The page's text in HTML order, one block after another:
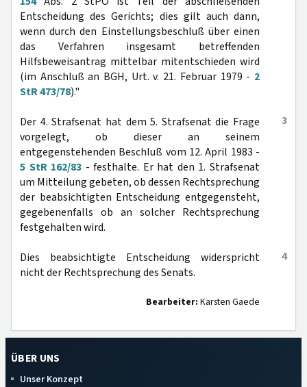
Entscheidung des Gerichts; dies gilt auch dann,
wenn durch den Einstellungsbeschluß über einen
das Verfahren insgesamt betreffenden
Hilfsbeweisantrag mittelbar mitentschieden wird
(im Anschluß an BGH, Urt. v. 21. Februar 1979 - 2
StR 473/78)."
3
Der 4. Strafsenat hat dem 5. Strafsenat die Frage
vorgelegt, ob dieser an seinem
entgegenstehenden Beschluß vom 12. April 1983 -
5 StR 162/83 - festhalte. Er hat den 1. Strafsenat
um Mitteilung gebeten, ob dessen Rechtsprechung
der beabsichtigten Entscheidung entgegensteht,
gegebenenfalls ob an solcher Rechtsprechung
festgehalten wird.
4
Dies beabsichtigte Entscheidung widerspricht
nicht der Rechtsprechung des Senats.
Bearbeiter: Karsten Gaede
ÜBER UNS
Unser Konzept